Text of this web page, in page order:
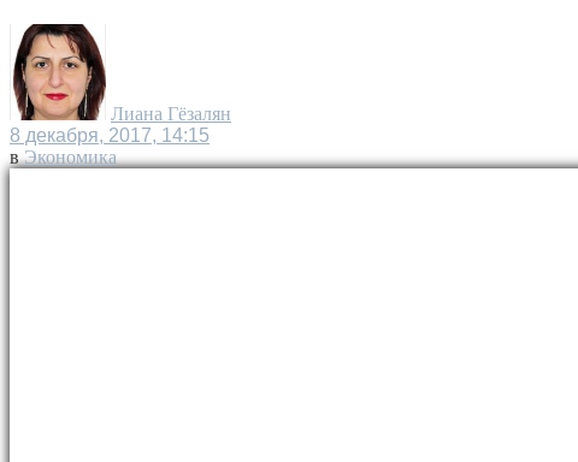
Лиана Гёзалян
8 декабря, 2017, 14:15
в Экономика